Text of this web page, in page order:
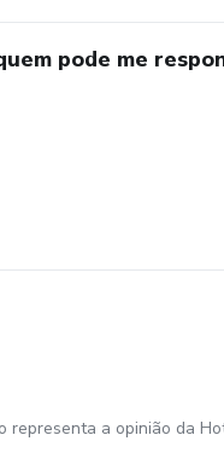
pode me
representa a opinião da